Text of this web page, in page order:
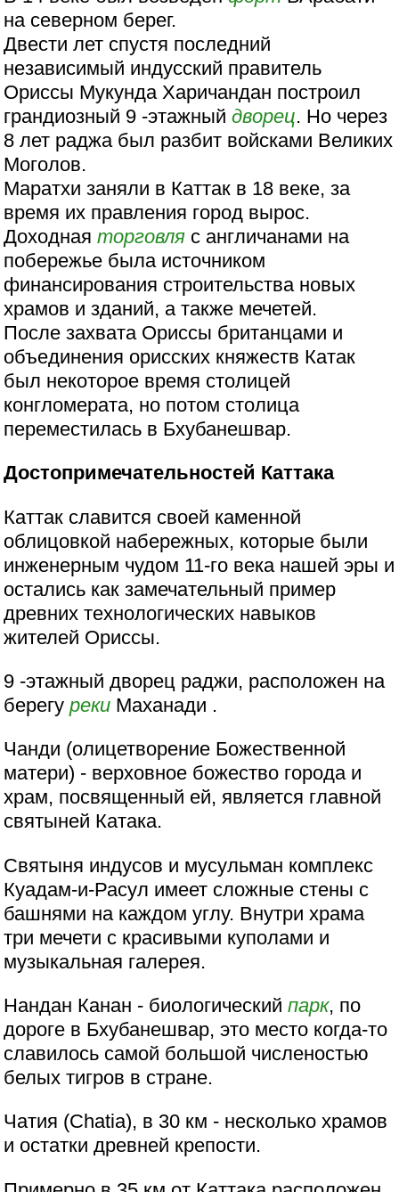
на северном берег.
Двести лет спустя последний
независимый индусский правитель
Ориссы Мукунда Харичандан построил
грандиозный 9 -этажныйдворец. Но через
8 лет раджа был разбит войсками Великих
Моголов.
Маратхи заняли в Каттак в 18 веке, за
время их правления город вырос.
Доходнаяторговля с англичанами на
побережье была источником
финансирования строительства новых
храмов и зданий, а также мечетей.
После захвата Ориссы британцами и
объединения орисских княжеств Катак
был некоторое время столицей
конгломерата, но потом столица
переместилась в Бхубанешвар.
Достопримечательностей Каттака
Каттак славится своей каменной
облицовкой набережных, которые были
инженерным чудом 11-го века нашей эры и
остались как замечательный пример
древних технологических навыков
жителей Ориссы.
9 -этажный дворец раджи, расположен на
берегуреки Маханади .
Чанди (олицетворение Божественной
матери) - верховное божество города и
храм, посвященный ей, является главной
святыней Катака.
Святыня индусов и мусульман комплекс
Куадам-и-Расул имеет сложные стены с
башнями на каждом углу. Внутри храма
три мечети с красивыми куполами и
музыкальная галерея.
Нандан Канан - биологическийпарк, по
дороге в Бхубанешвар, это место когда-то
славилось самой большой численостью
белых тигров в стране.
Чатия (Chatia), в 30 км - несколько храмов
и остатки древней крепости.